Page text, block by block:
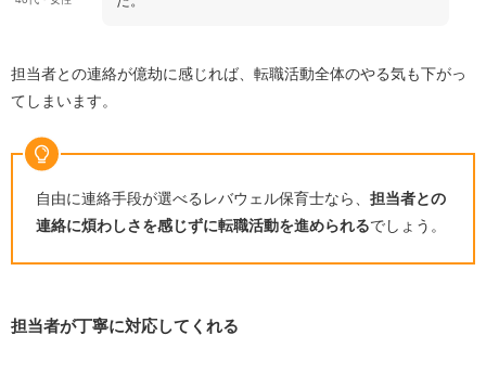
担当者との連絡が億劫に感じれば、転職活動全体のやる気も下がっ
てしまいます。
自由に連絡手段が選べるレバウェル保育士なら、 担当者との
連絡に煩わしさを感じずに転職活動を進められるでしょう。
担当者が丁寧に対応してくれる